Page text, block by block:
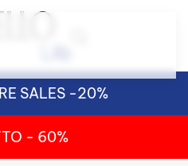
SALES -20%
- 60%